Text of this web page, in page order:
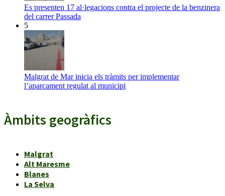
Es presenten 17 al·legacions contra el projecte de la benzinera
del carrer Passada
5
Malgrat de Mar inicia els tràmits per implementar
l’aparcament regulat al municipi
Àmbits geogràfics
Malgrat
Alt Maresme
Blanes
La Selva